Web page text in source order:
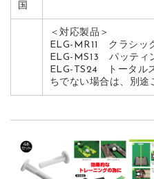
国
＜対応製品＞
ELG-MR11 クラシッ
ELG-MS13 パッティ
ELG-TS24 トータル
ちでない場合は、別途